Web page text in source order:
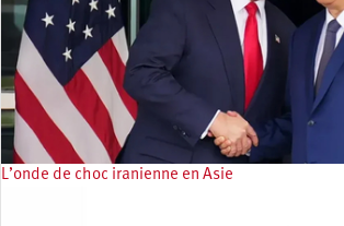
L’onde de choc iranienne en Asie